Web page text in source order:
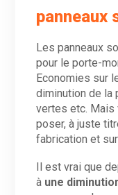
panneaux
Les panneaux
pour le porte-
Economies sur
diminution de la
vertes etc. Mais
poser, à juste
fabrication et
Il est vrai que
à une